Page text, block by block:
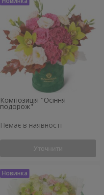
Композиція "Осіння
подорож"
Немає в наявності
Уточнити